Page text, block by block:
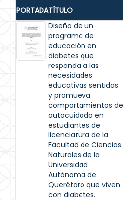
PORTADATÍTULO
Diseño de un
programa de
educación en
diabetes que
responda a las
necesidades
educativas sentidas
y promueva
comportamientos de
autocuidado en
estudiantes de
licenciatura de la
Facultad de Ciencias
Naturales de la
Universidad
Autónoma de
Querétaro que viven
con diabetes.